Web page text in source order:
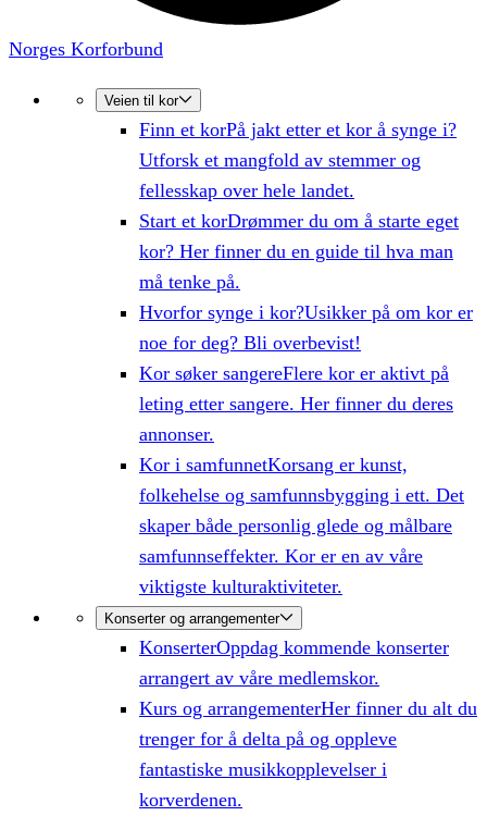
Norges Korforbund
Veien til kor
Finn et korPå jakt etter et kor å synge i?
Utforsk et mangfold av stemmer og
fellesskap over hele landet.
Start et korDrømmer du om å starte eget
kor? Her finner du en guide til hva man
må tenke på.
Hvorfor synge i kor?Usikker på om kor er
noe for deg? Bli overbevist!
Kor søker sangereFlere kor er aktivt på
leting etter sangere. Her finner du deres
annonser.
Kor i samfunnetKorsang er kunst,
folkehelse og samfunnsbygging i ett. Det
skaper både personlig glede og målbare
samfunnseffekter. Kor er en av våre
viktigste kulturaktiviteter.
Konserter og arrangementer
KonserterOppdag kommende konserter
arrangert av våre medlemskor.
Kurs og arrangementerHer finner du alt du
trenger for å delta på og oppleve
fantastiske musikkopplevelser i
korverdenen.